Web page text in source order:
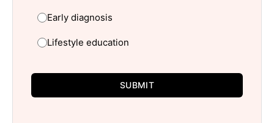
Early diagnosis
Lifestyle education
SUBMIT